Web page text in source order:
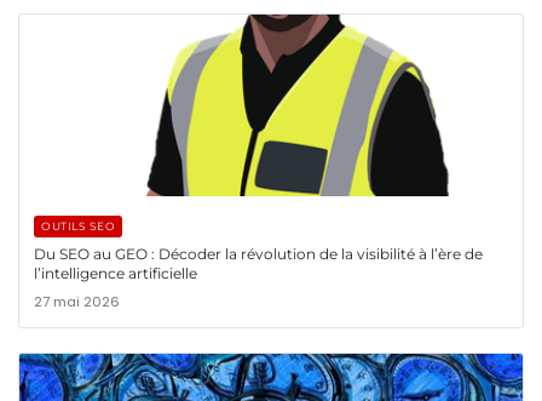
OUTILS SEO
Du SEO au GEO : Décoder la révolution de la visibilité à l’ère de
l’intelligence artificielle
27 mai 2026